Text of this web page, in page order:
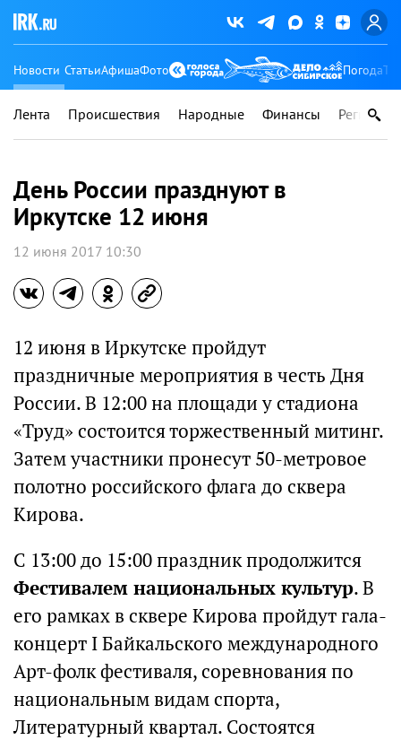
Новости СтатьиАфишаФото Погода
Лента Происшествия Народные Финансы Регионы
День России празднуют в
Иркутске 12 июня
12 июня 2017 10:30
12 июня в Иркутске пройдут
праздничные мероприятия в честь Дня
России. В 12:00 на площади у стадиона
«Труд» состоится торжественный митинг.
Затем участники пронесут 50-метровое
полотно российского флага до сквера
Кирова.
С 13:00 до 15:00 праздник продолжится
Фестивалем национальных культур. В
его рамках в сквере Кирова пройдут гала-
концерт I Байкальского международного
Арт-фолк фестиваля, соревнования по
национальным видам спорта,
Литературный квартал. Состоятся